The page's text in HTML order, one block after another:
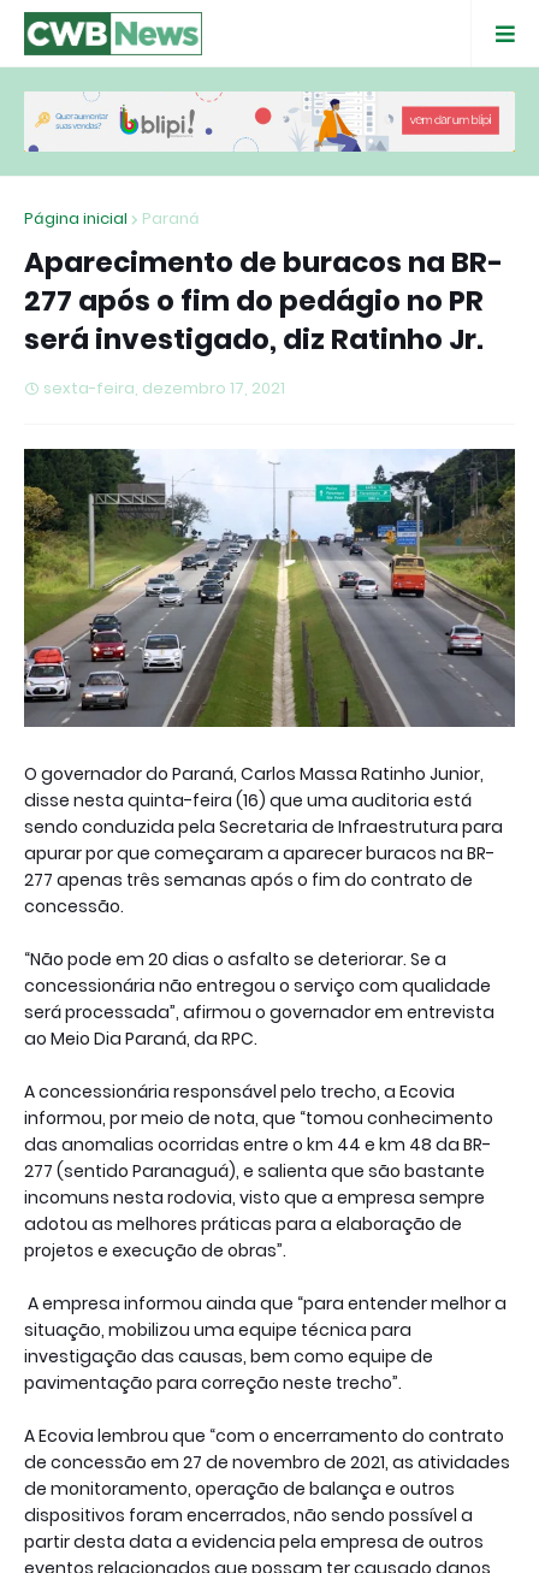
Página inicial Paraná
Aparecimento de buracos na BR-
277 após o fim do pedágio no PR
será investigado, diz Ratinho Jr.
sexta-feira, dezembro 17, 2021
O governador do Paraná, Carlos Massa Ratinho Junior,
disse nesta quinta-feira (16) que uma auditoria está
sendo conduzida pela Secretaria de Infraestrutura para
apurar por que começaram a aparecer buracos na BR-
277 apenas três semanas após o fim do contrato de
concessão.
“Não pode em 20 dias o asfalto se deteriorar. Se a
concessionária não entregou o serviço com qualidade
será processada”, afirmou o governador em entrevista
ao Meio Dia Paraná, da RPC.
A concessionária responsável pelo trecho, a Ecovia
informou, por meio de nota, que “tomou conhecimento
das anomalias ocorridas entre o km 44 e km 48 da BR-
277 (sentido Paranaguá), e salienta que são bastante
incomuns nesta rodovia, visto que a empresa sempre
adotou as melhores práticas para a elaboração de
projetos e execução de obras”.
A empresa informou ainda que “para entender melhor a
situação, mobilizou uma equipe técnica para
investigação das causas, bem como equipe de
pavimentação para correção neste trecho”.
A Ecovia lembrou que “com o encerramento do contrato
de concessão em 27 de novembro de 2021, as atividades
de monitoramento, operação de balança e outros
dispositivos foram encerrados, não sendo possível a
partir desta data a evidencia pela empresa de outros